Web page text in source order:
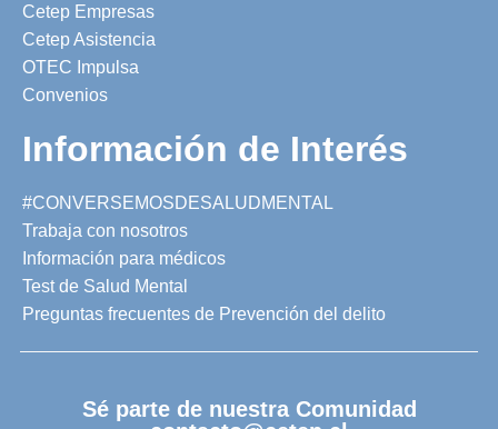
Cetep Empresas
Cetep Asistencia
OTEC Impulsa
Convenios
Información de Interés
#CONVERSEMOSDESALUDMENTAL
Trabaja con nosotros
Información para médicos
Test de Salud Mental
Preguntas frecuentes de Prevención del delito
Sé parte de nuestra Comunidad